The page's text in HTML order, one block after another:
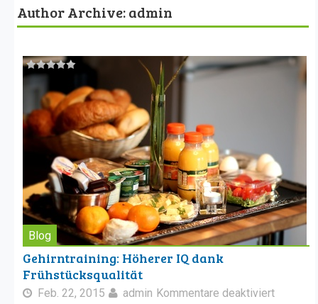
Author Archive: admin
Blog
Gehirntraining: Höherer IQ dank
Frühstücksqualität
Feb. 22, 2015 admin Kommentare deaktiviert